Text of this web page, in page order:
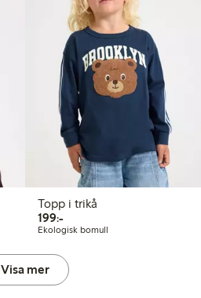
Topp i trikå
199:-199,00 kr
Ekologisk bomull
Visa mer